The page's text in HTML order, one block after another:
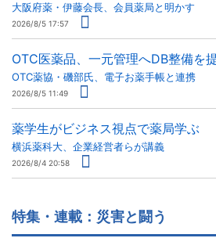
大阪府薬・伊藤会長、会員薬局と明かす
2026/8/5 17:57
OTC医薬品、一元管理へDB整備を
OTC薬協・磯部氏、電子お薬手帳と連携
2026/8/5 11:49
薬学生がビジネス視点で薬局学ぶ
横浜薬科大、企業経営者らが講義
2026/8/4 20:58
特集・連載：災害と闘う